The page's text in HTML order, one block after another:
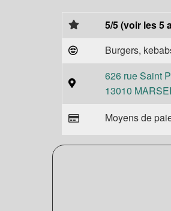
5/5 (voir les 5
Burgers,
626 rue Saint
13010
Moyens de